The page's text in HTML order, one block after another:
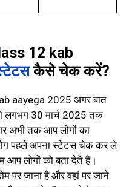
12 kab
कैसे चेक करें?
aayega 2025 अगर बात
लगभग 30 मार्च 2025 तक
अभी तक आप लोगों का
पहले अपना स्टेटस चेक कर ले
आप लोगों को बता देते हैं।
पर जाना है और वहां पर जाने